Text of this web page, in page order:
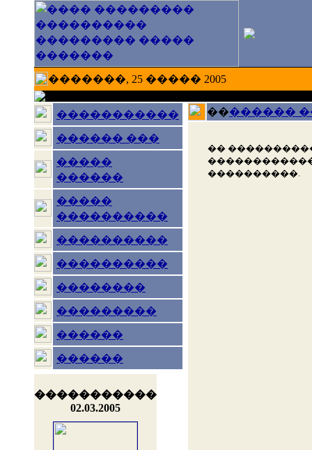
�������, 25 ����� 2005
�����������
������ ���
�����
������
�����
����������
����������
����������
��������
���������
������
������
�����������
02.03.2005
��������
��
����������.